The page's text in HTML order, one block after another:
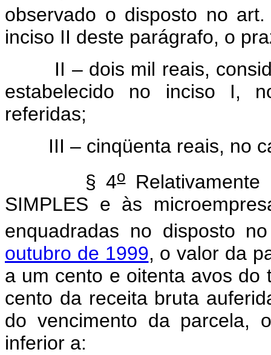
observado o disposto no
inciso II deste parágrafo, o
II – dois mil reais,
estabelecido no inciso I,
referidas;
III – cinqüenta reais, no
§ 4oRelativamente
SIMPLES e às
enquadradas no disposto
outubro de 1999, o valor da
a um cento e oitenta avos do
cento da receita bruta
do vencimento da parcela,
inferior a: